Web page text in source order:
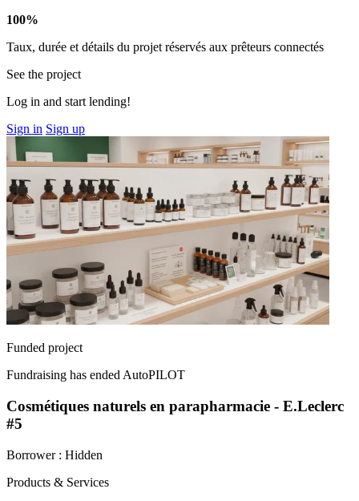
100%
Taux, durée et détails du projet réservés aux prêteurs connectés
See the project
Log in and start lending!
Sign in Sign up
Funded project
Fundraising has ended AutoPILOT
Cosmétiques naturels en parapharmacie - E.Leclerc
#5
Borrower : Hidden
Products & Services